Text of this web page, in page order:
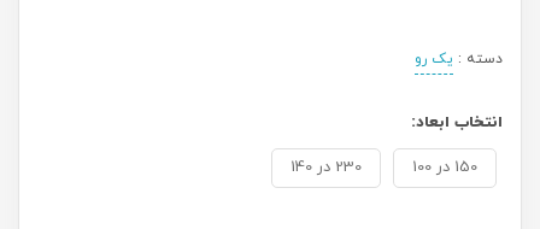
دسته : یک رو
انتخاب ابعاد:
150 در 100 230 در 140